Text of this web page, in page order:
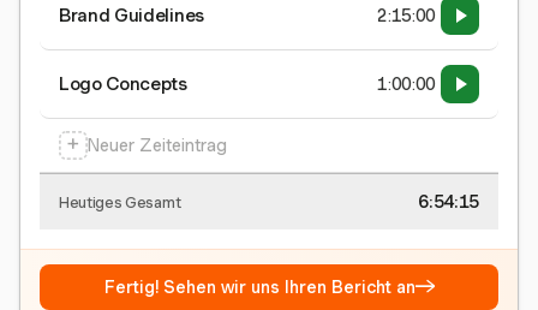
Brand Guidelines 2:15:00
Logo Concepts 1:00:00
+ Neuer Zeiteintrag
Heutiges Gesamt 6:54:15
Fertig! Sehen wir uns Ihren Bericht an→